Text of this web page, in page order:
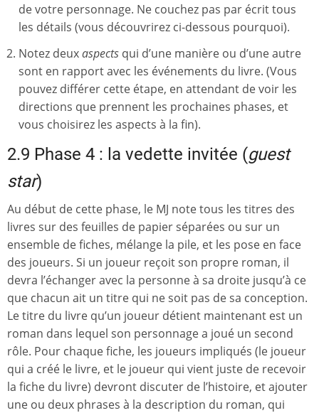
de votre personnage. Ne couchez pas par écrit tous
les détails (vous découvrirez ci-dessous pourquoi).
Notez deuxaspects qui d’une manière ou d’une autre
sont en rapport avec les événements du livre. (Vous
pouvez différer cette étape, en attendant de voir les
directions que prennent les prochaines phases, et
vous choisirez les aspects à la fin).
2.9 Phase 4 : la vedette invitée (guest
star)
Au début de cette phase, le MJ note tous les titres des
livres sur des feuilles de papier séparées ou sur un
ensemble de fiches, mélange la pile, et les pose en face
des joueurs. Si un joueur reçoit son propre roman, il
devra l’échanger avec la personne à sa droite jusqu’à ce
que chacun ait un titre qui ne soit pas de sa conception.
Le titre du livre qu’un joueur détient maintenant est un
roman dans lequel son personnage a joué un second
rôle. Pour chaque fiche, les joueurs impliqués (le joueur
qui a créé le livre, et le joueur qui vient juste de recevoir
la fiche du livre) devront discuter de l’histoire, et ajouter
une ou deux phrases à la description du roman, qui